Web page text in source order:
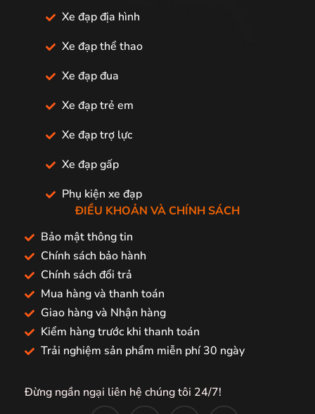
Xe đạp địa hình
Xe đạp thể thao
Xe đạp đua
Xe đạp trẻ em
Xe đạp trợ lực
Xe đạp gấp
Phụ kiện xe đạp
ĐIỀU KHOẢN VÀ CHÍNH SÁCH
Bảo mật thông tin
Chính sách bảo hành
Chính sách đổi trả
Mua hàng và thanh toán
Giao hàng và Nhận hàng
Kiểm hàng trước khi thanh toán
Trải nghiệm sản phẩm miễn phí 30 ngày
Đừng ngần ngại liên hệ chúng tôi 24/7!